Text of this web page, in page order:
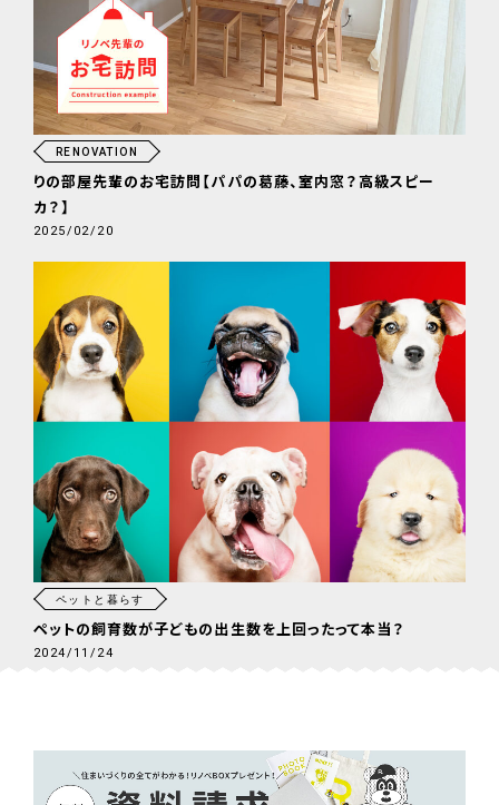
RENOVATION
りの部屋先輩のお宅訪問【パパの葛藤、室内窓？高級スピー
カ？】
2025/02/20
ペットと暮らす
ペットの飼育数が子どもの出生数を上回ったって本当？
2024/11/24